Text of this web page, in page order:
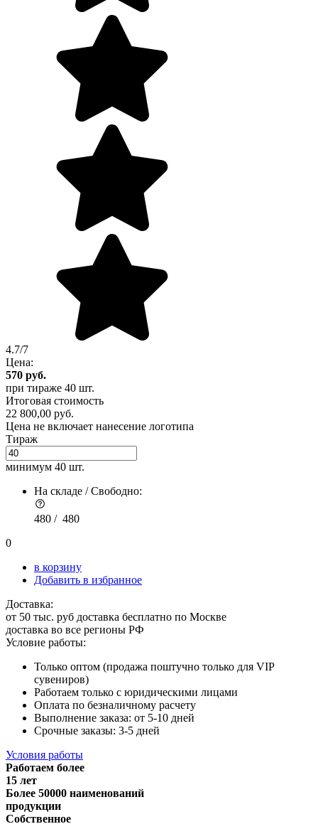
4.7/7
Цена:
570 руб.
при тираже 40 шт.
Итоговая стоимость
22 800,00 руб.
Цена не включает нанесение логотипа
Тираж
минимум 40 шт.
На складе / Свободно:
480 / 480
0
в корзину
Добавить в избранное
Доставка:
от 50 тыс. руб доставка бесплатно по Москве
доставка во все регионы РФ
Условие работы:
Только оптом (продажа поштучно только для VIP
сувениров)
Работаем только с юридическими лицами
Оплата по безналичному расчету
Выполнение заказа: от 5-10 дней
Срочные заказы: 3-5 дней
Условия работы
Работаем более
15 лет
Более 50000 наименований
продукции
Собственное